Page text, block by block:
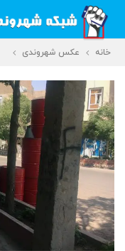
خانه عکس شهروندی